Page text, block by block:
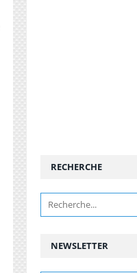
NEWSLETTER
RECHERCHE